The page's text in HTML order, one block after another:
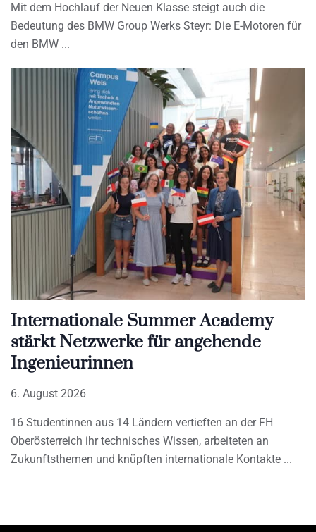
Mit dem Hochlauf der Neuen Klasse steigt auch die
Bedeutung des BMW Group Werks Steyr: Die E-Motoren für
den BMW
Internationale Summer Academy
stärkt Netzwerke für angehende
Ingenieurinnen
6. August 2026
16 Studentinnen aus 14 Ländern vertieften an der FH
Oberösterreich ihr technisches Wissen, arbeiteten an
Zukunftsthemen und knüpften internationale Kontakte